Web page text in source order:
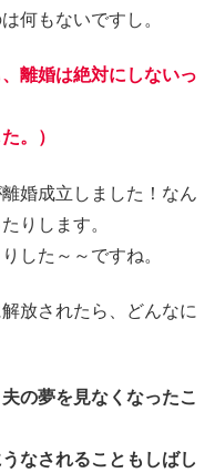
何もないですし。
離婚は絶対にしないっ
。）
婚成立しました！なん
りします。
した～～ですね。
放されたら、どんなに
の夢を見なくなったこ
なされることもしばし